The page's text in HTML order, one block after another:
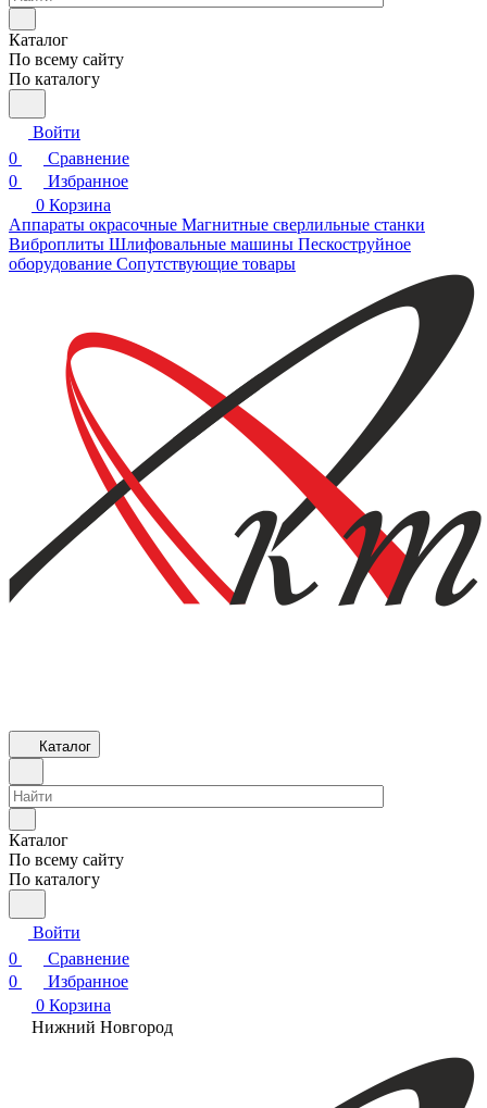
Каталог
По всему сайту
По каталогу
Войти
0
Сравнение
0
Избранное
0 Корзина
Аппараты окрасочные Магнитные сверлильные станки
Виброплиты Шлифовальные машины Пескоструйное
оборудование Сопутствующие товары
Каталог
Каталог
По всему сайту
По каталогу
Войти
0
Сравнение
0
Избранное
0 Корзина
Нижний Новгород